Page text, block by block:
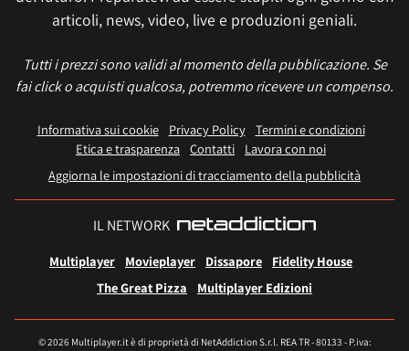
articoli, news, video, live e produzioni geniali.
Tutti i prezzi sono validi al momento della pubblicazione. Se
fai click o acquisti qualcosa, potremmo ricevere un compenso.
Informativa sui cookie Privacy Policy
Termini e condizioni
Etica e trasparenza Contatti
Lavora con noi
Aggiorna le impostazioni di tracciamento della pubblicità
IL NETWORK
Multiplayer Movieplayer Dissapore
Fidelity House
The Great Pizza
Multiplayer Edizioni
© 2026 Multiplayer.it è di proprietà di NetAddiction S.r.l. REA TR - 80133 - P.iva: